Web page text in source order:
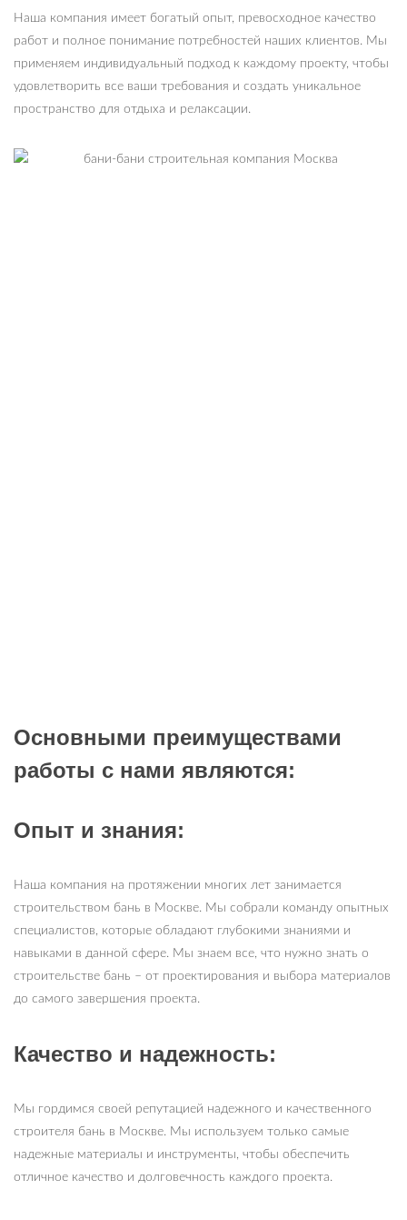
Наша компания имеет богатый опыт, превосходное качество
работ и полное понимание потребностей наших клиентов. Мы
применяем индивидуальный подход к каждому проекту, чтобы
удовлетворить все ваши требования и создать уникальное
пространство для отдыха и релаксации.
Основными преимуществами
работы с нами являются:
Опыт и знания:
Наша компания на протяжении многих лет занимается
строительством бань в Москве. Мы собрали команду опытных
специалистов, которые обладают глубокими знаниями и
навыками в данной сфере. Мы знаем все, что нужно знать о
строительстве бань – от проектирования и выбора материалов
до самого завершения проекта.
Качество и надежность:
Мы гордимся своей репутацией надежного и качественного
строителя бань в Москве. Мы используем только самые
надежные материалы и инструменты, чтобы обеспечить
отличное качество и долговечность каждого проекта.